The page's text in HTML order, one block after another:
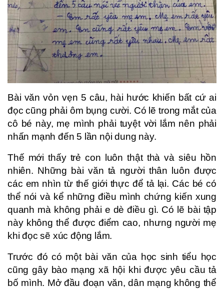
Bài văn vỏn vẹn 5 câu, hài hước khiến bất cứ ai
đọc cũng phải ôm bụng cười. Có lẽ trong mắt của
cô bé này, mẹ mình phải tuyệt vời lắm nên phải
nhấn mạnh đến 5 lần nội dung này.
Thế mới thấy trẻ con luôn thật thà và siêu hồn
nhiên. Những bài văn tả người thân luôn được
các em nhìn từ thế giới thực để tả lại. Các bé có
thể nói và kể những điều mình chứng kiến xung
quanh mà không phải e dè điều gì. Có lẽ bài tập
này không thể được điểm cao, nhưng người mẹ
khi đọc sẽ xúc động lắm.
Trước đó có một bài văn của học sinh tiểu học
cũng gây bào mạng xã hội khi được yêu cầu tả
bố mình. Mở đầu đoạn văn, dân mạng không thể